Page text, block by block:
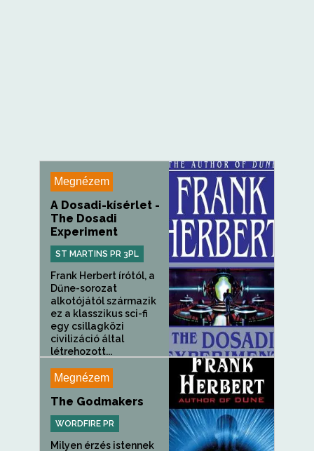
Megnézem
A Dosadi-kísérlet -
The Dosadi
Experiment
ST MARTINS PR 3PL
Frank Herbert írótól, a
Dűne-sorozat
alkotójától származik
ez a klasszikus sci-fi
egy csillagközi
civilizáció által
létrehozott...
Megnézem
The Godmakers
WORDFIRE PR
Milyen érzés istennek